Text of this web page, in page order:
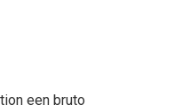
een bruto